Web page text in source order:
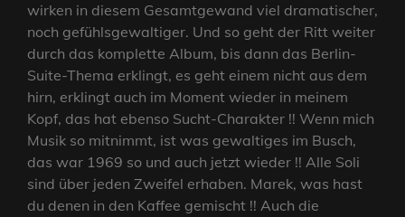
wirken in diesem Gesamtgewand viel dramatischer,
noch gefühlsgewaltiger. Und so geht der Ritt weiter
durch das komplette Album, bis dann das Berlin-
Suite-Thema erklingt, es geht einem nicht aus dem
hirn, erklingt auch im Moment wieder in meinem
Kopf, das hat ebenso Sucht-Charakter !! Wenn mich
Musik so mitnimmt, ist was gewaltiges im Busch,
das war 1969 so und auch jetzt wieder !! Alle Soli
sind über jeden Zweifel erhaben. Marek, was hast
du denen in den Kaffee gemischt !! Auch die